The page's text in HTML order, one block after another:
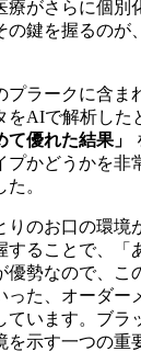
療がさらに個別
の鍵を握るのが
プラークに含ま
AIで解析した
優れた結果」
プかどうかを非
。
りのお口の環境
ることで、「
優勢なので、こ
った、オーダー
います。ブラ
示す一つの重